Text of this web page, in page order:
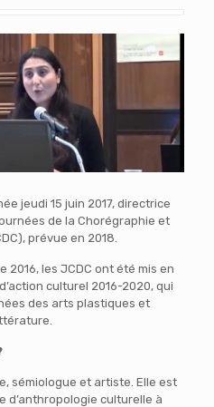
jeudi 15 juin 2017, directrice
de la Chorégraphie et
prévue en 2018.
2016, les JCDC ont été mis en
culturel 2016-2020, qui
des arts plastiques et
sémiologue et artiste. Elle est
d’anthropologie culturelle à